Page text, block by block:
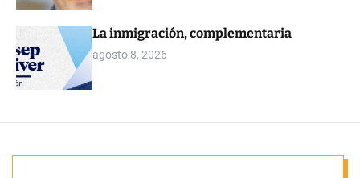
La inmigración, complementaria
agosto 8, 2026